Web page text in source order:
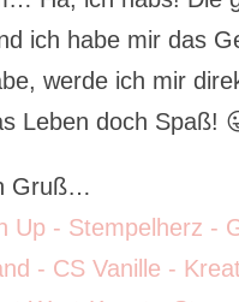
ich habe mir das
werde ich mir
Leben doch Spaß!
Gruß…